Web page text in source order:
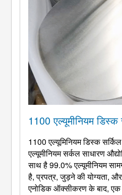
1100 एल्यूमीनियम
1100 एल्यूमिनियम डिस्क
एल्यूमीनियम सर्कल साधारण
साथ है 99.0% एल्यूमीनियम
है, प्रपत्र, जुड़ने की योग्यता, और
एनोडिक ऑक्सीकरण के बाद,